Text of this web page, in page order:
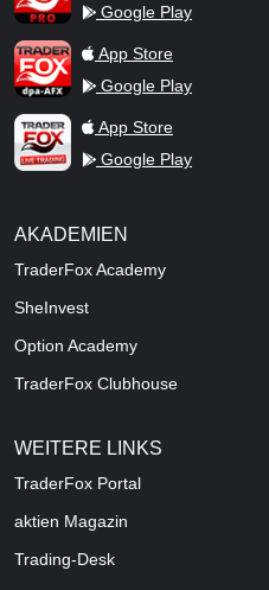
Google Play
TraderFox dpa-AFX ProFeed
App Store
Google Play
TraderFox Live Trading
App Store
Google Play
AKADEMIEN
TraderFox Academy
SheInvest
Option Academy
TraderFox Clubhouse
WEITERE LINKS
TraderFox Portal
aktien Magazin
Trading-Desk